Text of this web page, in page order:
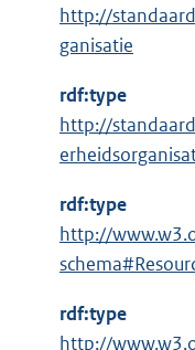
k
:
http://
ganisatie
rdf:type
http://
rdf:type
E
x
e
http://
rdf:type
E
http://